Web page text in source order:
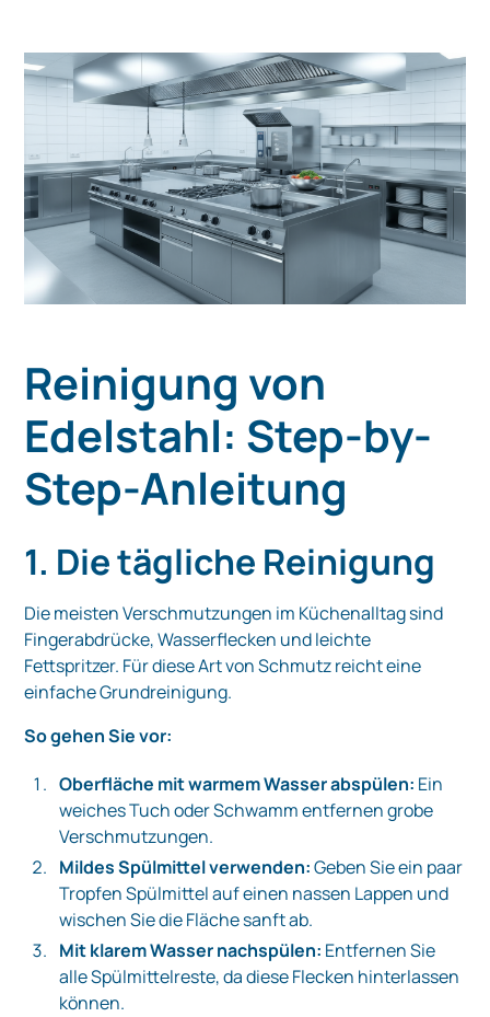
Reinigung von
Edelstahl: Step-by-
Step-Anleitung
1. Die tägliche Reinigung
Die meisten Verschmutzungen im Küchenalltag sind
Fingerabdrücke, Wasserflecken und leichte
Fettspritzer. Für diese Art von Schmutz reicht eine
einfache Grundreinigung.
So gehen Sie vor:
Oberfläche mit warmem Wasser abspülen: Ein
weiches Tuch oder Schwamm entfernen grobe
Verschmutzungen.
Mildes Spülmittel verwenden:Geben Sie ein paar
Tropfen Spülmittel auf einen nassen Lappen und
wischen Sie die Fläche sanft ab.
Mit klarem Wasser nachspülen: Entfernen Sie
alle Spülmittelreste, da diese Flecken hinterlassen
können.